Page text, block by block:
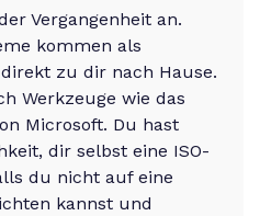
Vergangenheit an.
kommen als
zu dir nach Hause.
Werkzeuge wie das
Microsoft. Du hast
dir selbst eine ISO-
du nicht auf eine
kannst und